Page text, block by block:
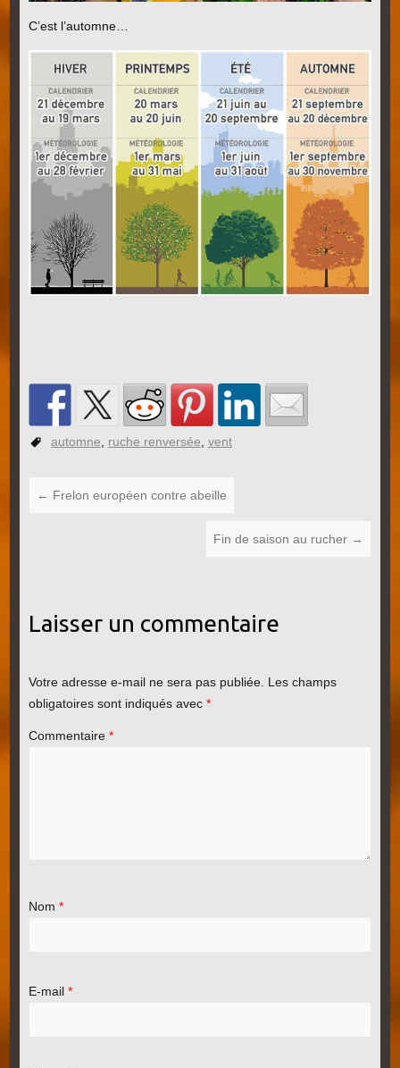
C’est l’automne…
automne ruche renversée vent
← Frelon européen contre abeille
Fin de saison au rucher →
Laisser un commentaire
Votre adresse e-mail ne sera pas publiée. Les champs
obligatoires sont indiqués avec *
Commentaire *
Nom *
E-mail *